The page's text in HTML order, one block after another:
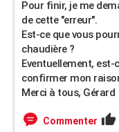
Pour finir, je me
de cette "erreur".
Est-ce que vous
chaudière ?
Eventuellement,
confirmer mon
Merci à tous, Gérard
Commenter